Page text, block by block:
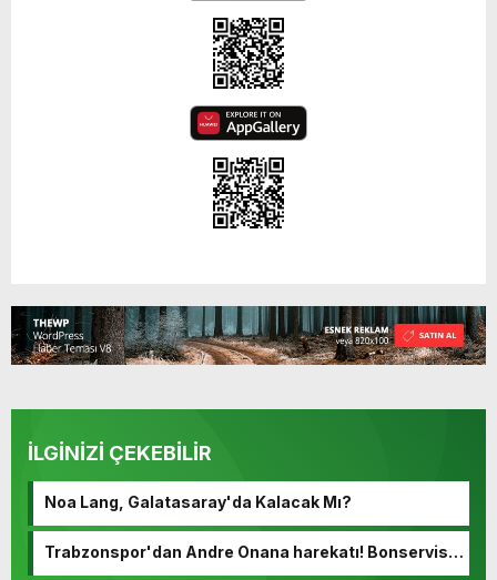
İLGİNİZİ ÇEKEBİLİR
Noa Lang, Galatasaray'da Kalacak Mı?
Trabzonspor'dan Andre Onana harekatı! Bonservisi